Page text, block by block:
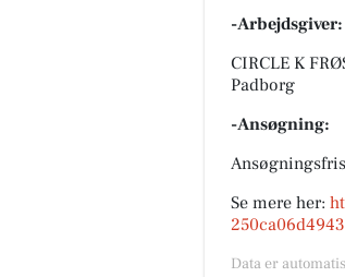
-Arbejdsgiver:
CIRCLE K
Padborg
-Ansøgning:
Se mere her:
250ca06d4943
Data er